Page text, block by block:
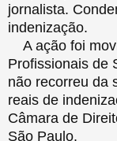
jornalista.
indenização.
A ação foi
Profissionais de
não recorreu da
reais de
Câmara de
São Paulo.